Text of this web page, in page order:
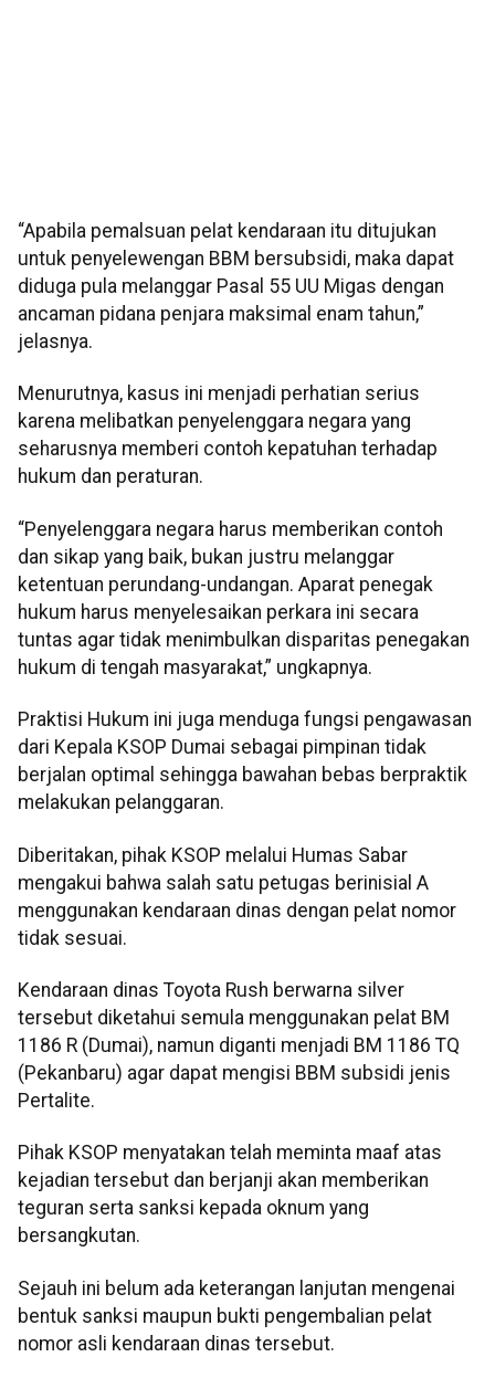
“Apabila pemalsuan pelat kendaraan itu ditujukan
untuk penyelewengan BBM bersubsidi, maka dapat
diduga pula melanggar Pasal 55 UU Migas dengan
ancaman pidana penjara maksimal enam tahun,”
jelasnya.
Menurutnya, kasus ini menjadi perhatian serius
karena melibatkan penyelenggara negara yang
seharusnya memberi contoh kepatuhan terhadap
hukum dan peraturan.
“Penyelenggara negara harus memberikan contoh
dan sikap yang baik, bukan justru melanggar
ketentuan perundang-undangan. Aparat penegak
hukum harus menyelesaikan perkara ini secara
tuntas agar tidak menimbulkan disparitas penegakan
hukum di tengah masyarakat,” ungkapnya.
Praktisi Hukum ini juga menduga fungsi pengawasan
dari Kepala KSOP Dumai sebagai pimpinan tidak
berjalan optimal sehingga bawahan bebas berpraktik
melakukan pelanggaran.
Diberitakan, pihak KSOP melalui Humas Sabar
mengakui bahwa salah satu petugas berinisial A
menggunakan kendaraan dinas dengan pelat nomor
tidak sesuai.
Kendaraan dinas Toyota Rush berwarna silver
tersebut diketahui semula menggunakan pelat BM
1186 R (Dumai), namun diganti menjadi BM 1186 TQ
(Pekanbaru) agar dapat mengisi BBM subsidi jenis
Pertalite.
Pihak KSOP menyatakan telah meminta maaf atas
kejadian tersebut dan berjanji akan memberikan
teguran serta sanksi kepada oknum yang
bersangkutan.
Sejauh ini belum ada keterangan lanjutan mengenai
bentuk sanksi maupun bukti pengembalian pelat
nomor asli kendaraan dinas tersebut.